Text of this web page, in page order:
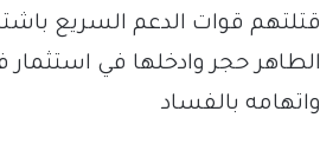
الطاهر حجر وادخلها في
واتهامه بالفساد